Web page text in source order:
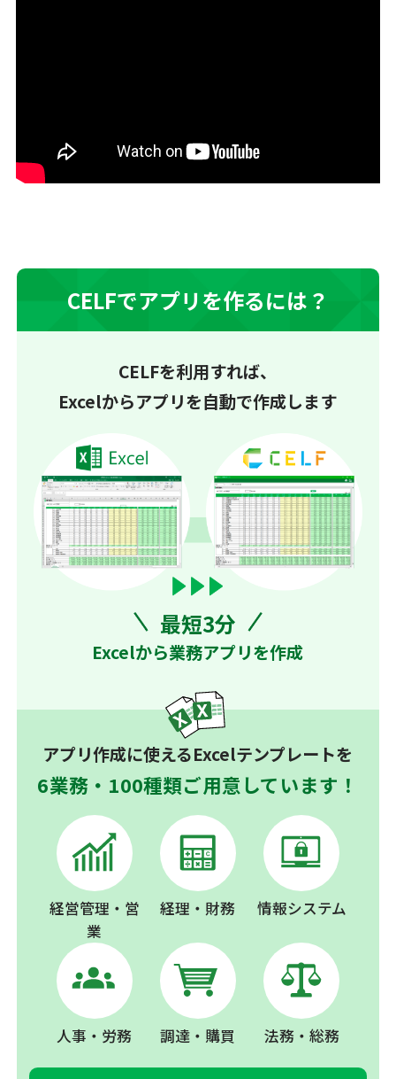
CELFでアプリを作るには？
CELFを利用すれば、
Excelからアプリを自動で作成します
最短3分
Excelから業務アプリを作成
アプリ作成に使えるExcelテンプレートを
6業務・100種類ご用意しています！
経営管理・営
業
経理・財務 情報システム
人事・労務 調達・購買 法務・総務